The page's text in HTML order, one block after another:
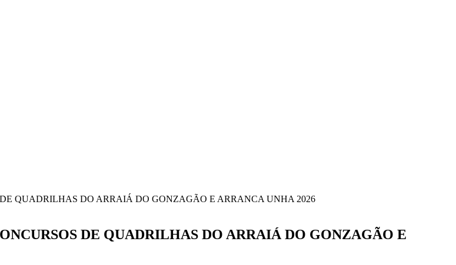
QUADRILHAS DO ARRAIÁ DO GONZAGÃO E ARRANCA UNHA 2026
DE QUADRILHAS DO ARRAIÁ DO GONZAGÃO E